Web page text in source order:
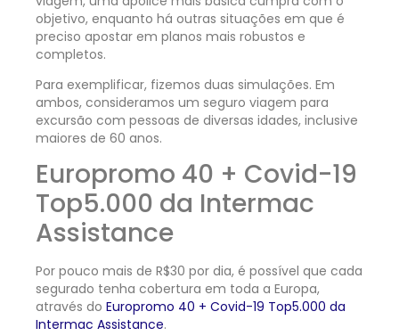
objetivo, enquanto há outras situações em que é
preciso apostar em planos mais robustos e
completos.
Para exemplificar, fizemos duas simulações. Em
ambos, consideramos um seguro viagem para
excursão com pessoas de diversas idades, inclusive
maiores de 60 anos.
Europromo 40 + Covid-19
Top5.000 da Intermac
Assistance
Por pouco mais de R$30 por dia, é possível que cada
segurado tenha cobertura em toda a Europa,
através do Europromo 40 + Covid-19 Top5.000 da
Intermac Assistance.